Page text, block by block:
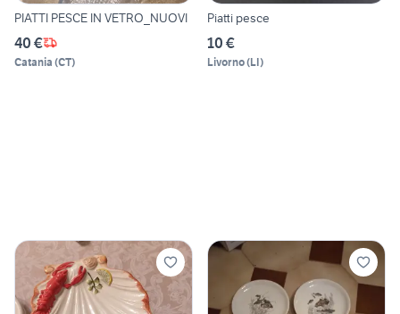
PIATTI PESCE IN VETRO_NUOVI
40 €
Catania (CT)
Piatti pesce
10 €
Livorno(LI)